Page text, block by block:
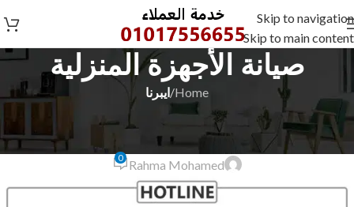
Skip to navigation
Skip to main content
صيانة الأجهزة المنزلية
Home
/ايبرنا
ايبرنا
رقم صيانة ايبرنا بطنطا 01017556655
Rahma Mohamed
0